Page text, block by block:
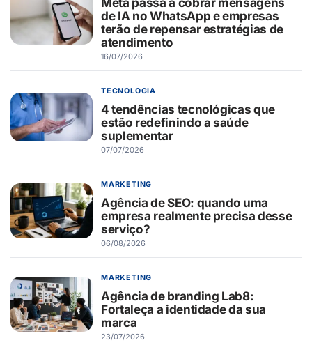
de IA no WhatsApp e empresas
terão de repensar estratégias de
atendimento
16/07/2026
TECNOLOGIA
4 tendências tecnológicas que
estão redefinindo a saúde
suplementar
07/07/2026
MARKETING
Agência de SEO: quando uma
empresa realmente precisa desse
serviço?
06/08/2026
MARKETING
Agência de branding Lab8:
Fortaleça a identidade da sua
marca
23/07/2026